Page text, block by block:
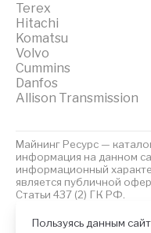
Пользуясь данным
Terex
Hitachi
Komatsu
Volvo
Cummins
Danfos
Allison Transmission
Майнинг Ресурс —
информация на данном
информационный
является публичной
Статьи 437 (2) ГК РФ.
Политика обработки